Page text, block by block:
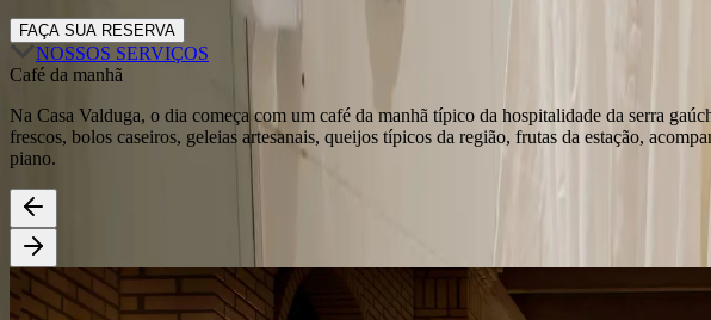
FAÇA SUA RESERVA
NOSSOS SERVIÇOS
Café da manhã
Na Casa Valduga, o dia começa com um café da manhã típico da hospitalidade da serra
frescos, bolos caseiros, geleias artesanais, queijos típicos da região, frutas da estação,
piano.
Spa Vinotage